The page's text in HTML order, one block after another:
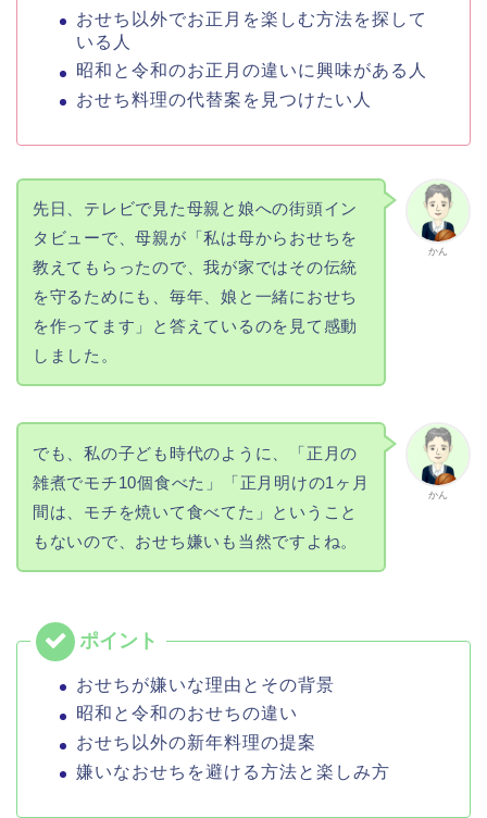
おせち以外でお正月を楽しむ方法を探して
いる人
昭和と令和のお正月の違いに興味がある人
おせち料理の代替案を見つけたい人
かん
先日、テレビで見た母親と娘への街頭イン
タビューで、母親が「私は母からおせちを
教えてもらったので、我が家ではその伝統
を守るためにも、毎年、娘と一緒におせち
を作ってます」と答えているのを見て感動
しました。
かん
でも、私の子ども時代のように、「正月の
雑煮でモチ10個食べた」「正月明けの1ヶ月
間は、モチを焼いて食べてた」ということ
もないので、おせち嫌いも当然ですよね。
おせちが嫌いな理由とその背景
昭和と令和のおせちの違い
おせち以外の新年料理の提案
嫌いなおせちを避ける方法と楽しみ方